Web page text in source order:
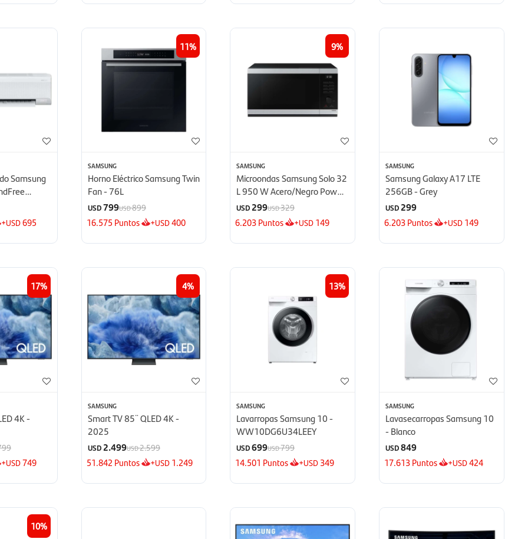
Samsung
+USD695
11
SAMSUNG
Horno Eléctrico Samsung Twin
Fan - 76L
USD799USD899
16.575 Puntos +USD400
9
SAMSUNG
Microondas Samsung Solo 32
L 950 W Acero/Negro Power
Defrost - Defrost
USD299USD329
6.203Puntos +USD 149
SAMSUNG
Samsung Galaxy A17 LTE
256GB - Grey
USD299
6.203Puntos +USD 149
17
4K -
+USD749
4
SAMSUNG
Smart TV 85¨ QLED 4K -
2025
USD2.499USD2.599
51.842 Puntos +USD 1.249
13
SAMSUNG
Lavarropas Samsung 10 -
WW10DG6U34LEEY
USD699USD799
14.501 Puntos +USD 349
SAMSUNG
Lavasecarropas Samsung 10
- Blanco
USD849
17.613Puntos +USD424
10